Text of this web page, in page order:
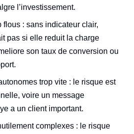
l’investissement.
flous : sans indicateur clair,
pas si elle reduit la charge
son taux de conversion ou
trop vite : le risque est
voire un message
a un client important.
complexes : le risque